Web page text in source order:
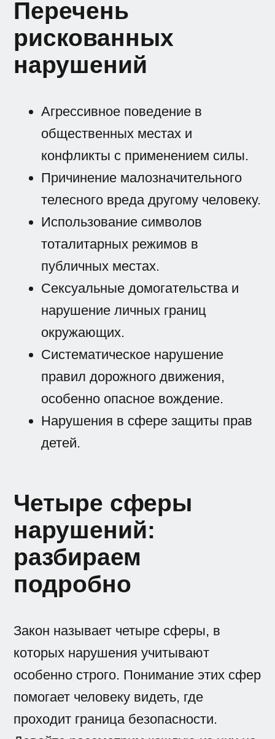
Перечень
рискованных
нарушений
Агрессивное поведение в
общественных местах и
конфликты с применением силы.
Причинение малозначительного
телесного вреда другому человеку.
Использование символов
тоталитарных режимов в
публичных местах.
Сексуальные домогательства и
нарушение личных границ
окружающих.
Систематическое нарушение
правил дорожного движения,
особенно опасное вождение.
Нарушения в сфере защиты прав
детей.
Четыре сферы
нарушений:
разбираем
подробно
Закон называет четыре сферы, в
которых нарушения учитывают
особенно строго. Понимание этих сфер
помогает человеку видеть, где
проходит граница безопасности.